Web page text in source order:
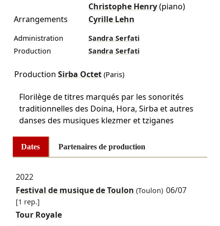
Christophe Henry (piano)
Arrangements
Cyrille Lehn
Administration
Sandra Serfati
Production
Sandra Serfati
Production Sirba Octet(Paris)
Florilège de titres marqués par les sonorités
traditionnelles des Doina, Hora, Sirba et autres
danses des musiques klezmer et tziganes
Dates Partenaires de production
2022
Festival de musique de Toulon (Toulon) 06/07
[1 rep.]
Tour Royale